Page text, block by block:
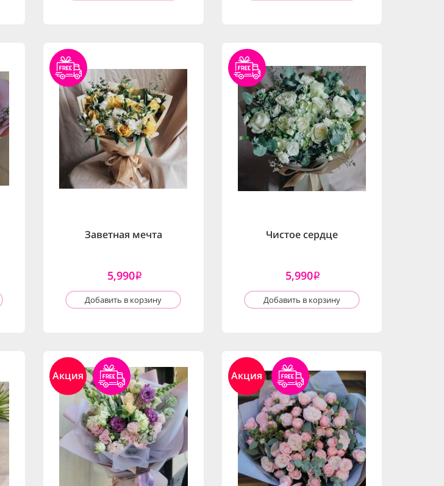
Заветная мечта
5,990i
Добавить в корзину
Чистое сердце
5,990i
Добавить в корзину
Акция Акция